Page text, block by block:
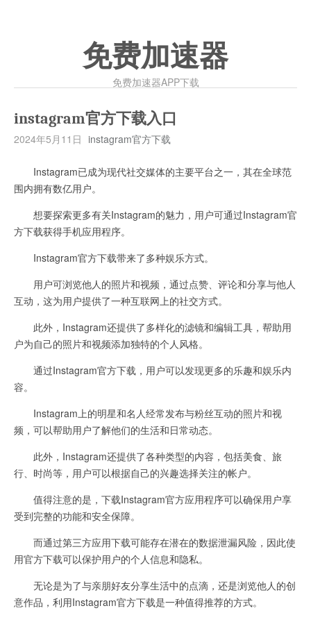
免费加速器
免费加速器APP下载
instagram官方下载入口
2024年5月11日 instagram官方下载
Instagram已成为现代社交媒体的主要平台之一，其在全球范
围内拥有数亿用户。
想要探索更多有关Instagram的魅力，用户可通过Instagram官
方下载获得手机应用程序。
Instagram官方下载带来了多种娱乐方式。
用户可浏览他人的照片和视频，通过点赞、评论和分享与他人
互动，这为用户提供了一种互联网上的社交方式。
此外，Instagram还提供了多样化的滤镜和编辑工具，帮助用
户为自己的照片和视频添加独特的个人风格。
通过Instagram官方下载，用户可以发现更多的乐趣和娱乐内
容。
Instagram上的明星和名人经常发布与粉丝互动的照片和视
频，可以帮助用户了解他们的生活和日常动态。
此外，Instagram还提供了各种类型的内容，包括美食、旅
行、时尚等，用户可以根据自己的兴趣选择关注的帐户。
值得注意的是，下载Instagram官方应用程序可以确保用户享
受到完整的功能和安全保障。
而通过第三方应用下载可能存在潜在的数据泄漏风险，因此使
用官方下载可以保护用户的个人信息和隐私。
无论是为了与亲朋好友分享生活中的点滴，还是浏览他人的创
意作品，利用Instagram官方下载是一种值得推荐的方式。